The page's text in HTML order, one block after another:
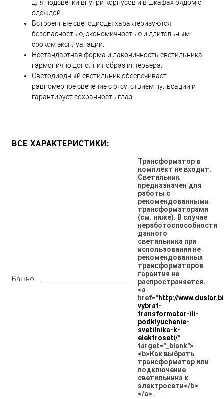
для подсветки внутри корпусов и в шкафах рядом с
одеждой.
Встроенные светодиоды характеризуются
безопасностью, экономичностью и длительным
сроком эксплуатации.
Нестандартная форма и лаконичность светильника
гармонично дополнит образ интерьера.
Светодиодный светильник обеспечивает
равномерное свечение с отсутствием пульсации и
гарантирует сохранность глаз.
ВСЕ ХАРАКТЕРИСТИКИ:
Важно
Трансформатор в
комплект не входит.
Светильник
предназначен для
работы с
рекомендованными
трансформаторами
(см. ниже). В случае
неработоспособности
данного
светильника при
использовании не
рекомендованных
трансформаторов
гарантия не
распространяется.
<a
href="http://
vybrat-
transformator-ili-
podklyuchenie-
svetilnika-k-
elektroseti/"
target="_blank">
<b>Как выбрать
трансформатор или
подключение
светильника к
электросети</b>
</a>.